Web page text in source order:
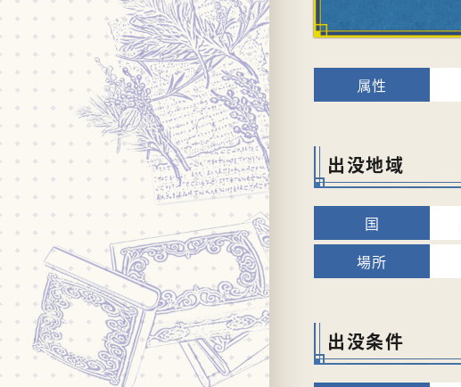
出没地域
出没条件